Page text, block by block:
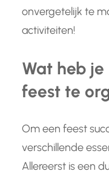
onvergetelijk te
activiteiten!
Wat heb
feest te
Om een feest
verschillende
Allereerst is een